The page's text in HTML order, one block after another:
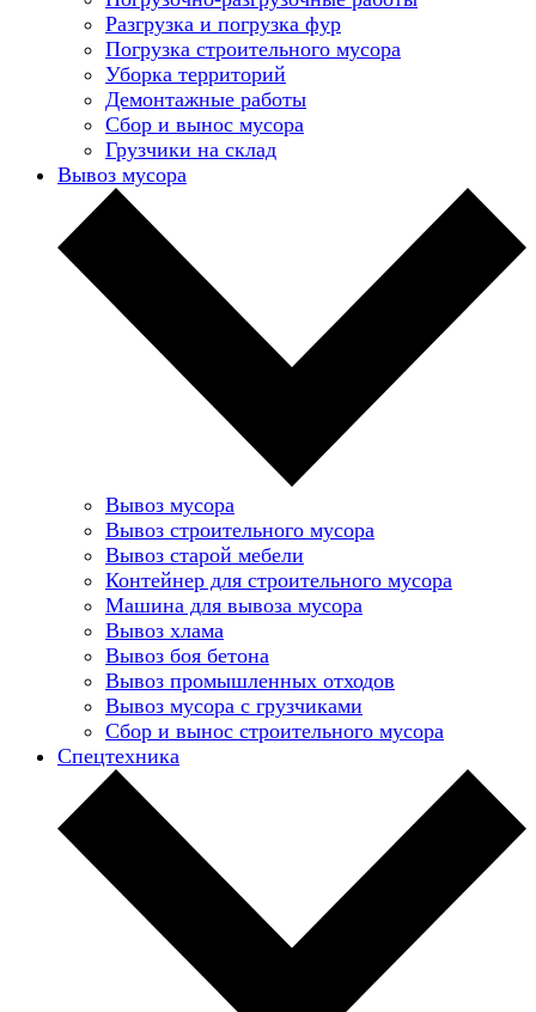
Разгрузка и погрузка фур
Погрузка строительного мусора
Уборка территорий
Демонтажные работы
Сбор и вынос мусора
Грузчики на склад
Вывоз мусора
Вывоз мусора
Вывоз строительного мусора
Вывоз старой мебели
Контейнер для строительного мусора
Машина для вывоза мусора
Вывоз хлама
Вывоз боя бетона
Вывоз промышленных отходов
Вывоз мусора с грузчиками
Сбор и вынос строительного мусора
Спецтехника